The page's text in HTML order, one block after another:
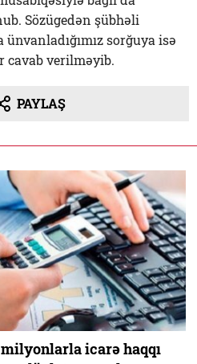
Sözügedən şübhəli
sorğuya isə
cavab verilməyib.
PAYLAŞ
icarə haqqı